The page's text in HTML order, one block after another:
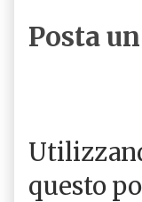
Posta
questo